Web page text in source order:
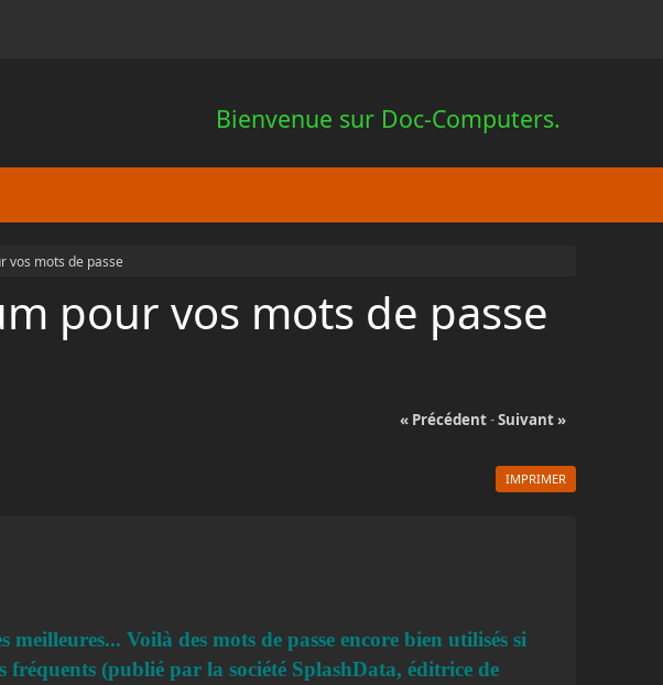
Bienvenue sur Doc-Computers.
vos mots de passe
pour vos mots de passe
« Précédent-Suivant »
IMPRIMER
Voilà des mots de passe encore bien utilisés si
fréquents (publié par la société SplashData, éditrice de